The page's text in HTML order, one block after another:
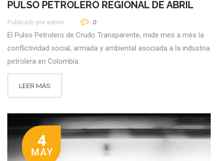
PULSO PETROLERO REGIONAL DE ABRIL
Publicado por Admin 0
El Pulso Petrolero de Crudo Transparente, mide mes a mes la
conflictividad social, armada y ambiental asociada a la industria
petrolera en Colombia.
LEER MÁS
4
MAY